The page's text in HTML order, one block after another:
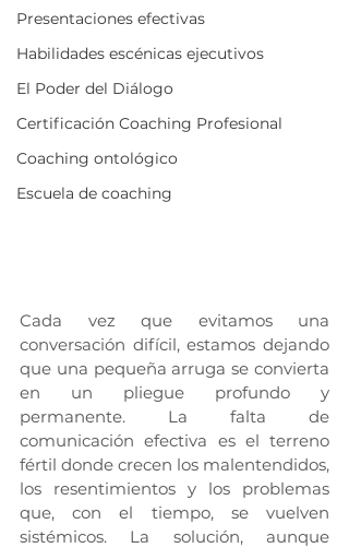
Presentaciones efectivas
Habilidades escénicas ejecutivos
El Poder del Diálogo
Certificación Coaching Profesional
Coaching ontológico
Escuela de coaching
Cada vez que evitamos una
conversación difícil, estamos dejando
que una pequeña arruga se convierta
en un pliegue profundo y
permanente. La falta de
comunicación efectiva es el terreno
fértil donde crecen los malentendidos,
los resentimientos y los problemas
que, con el tiempo, se vuelven
sistémicos. La solución, aunque